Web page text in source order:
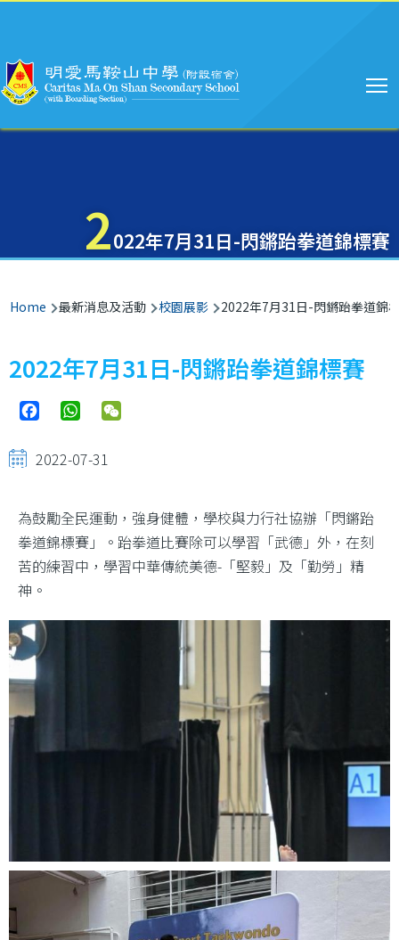
2022年7月31日-閃鏘跆拳道錦標賽
Breadcrumb
Home 最新消息及活動 校園展影 2022年7月31日-閃鏘跆拳道錦
2022年7月31日-閃鏘跆拳道錦標賽
FacebookWhatsApp
2022-07-31
為鼓勵全民運動，強身健體，學校與力行社協辦「閃鏘跆
拳道錦標賽」。跆拳道比賽除可以學習「武德」外，在刻
苦的練習中，學習中華傳統美德-「堅毅」及「勤勞」精
神。